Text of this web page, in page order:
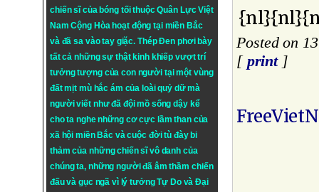
chiến sĩ của bóng tối thuộc Quân Lực Việt
Nam Cộng Hòa hoạt động tại miền Bắc
và đã sa vào tay giặc. Thép Đen phơi bày
tất cả những sự thật kinh khiếp vượt trí
tưởng tượng của con người tại một vùng
đất mịt mù hắc ám của loài quỷ dữ mà
người viết như đã đội mồ sống dậy kể
cho ta nghe những cơ cực lầm than của
xã hội miền Bắc và cuộc đời tù đày bi
thảm của những chiến sĩ vô danh của
chúng ta, những người đã âm thầm chiến
đấu và gục ngã vì lý tưởngTự DovàĐại
Posted on
[ print]